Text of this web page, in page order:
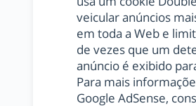
veicular anúncios
em toda a Web e
de vezes que um
anúncio é exibido
Para mais
Google AdSense,